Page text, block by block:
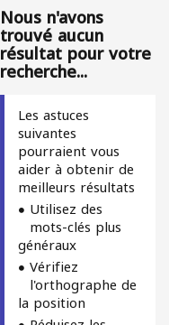
Nous n'avons
trouvé aucun
résultat pour votre
recherche...
Les astuces
suivantes
pourraient vous
aider à obtenir de
meilleurs résultats
Utilisez des
mots-clés plus
généraux
Vérifiez
l'orthographe de
la position